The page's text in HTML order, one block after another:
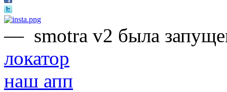
— smotra v2 была
локатор
наш апп